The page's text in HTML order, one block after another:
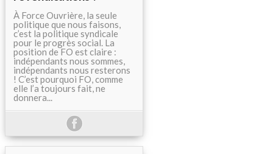
À Force Ouvrière, la seule
politique que nous faisons,
c’est la politique syndicale
pour le progrès social. La
position de FO est claire :
indépendants nous sommes,
indépendants nous resterons
! C’est pourquoi FO, comme
elle l’a toujours fait, ne
donnera...